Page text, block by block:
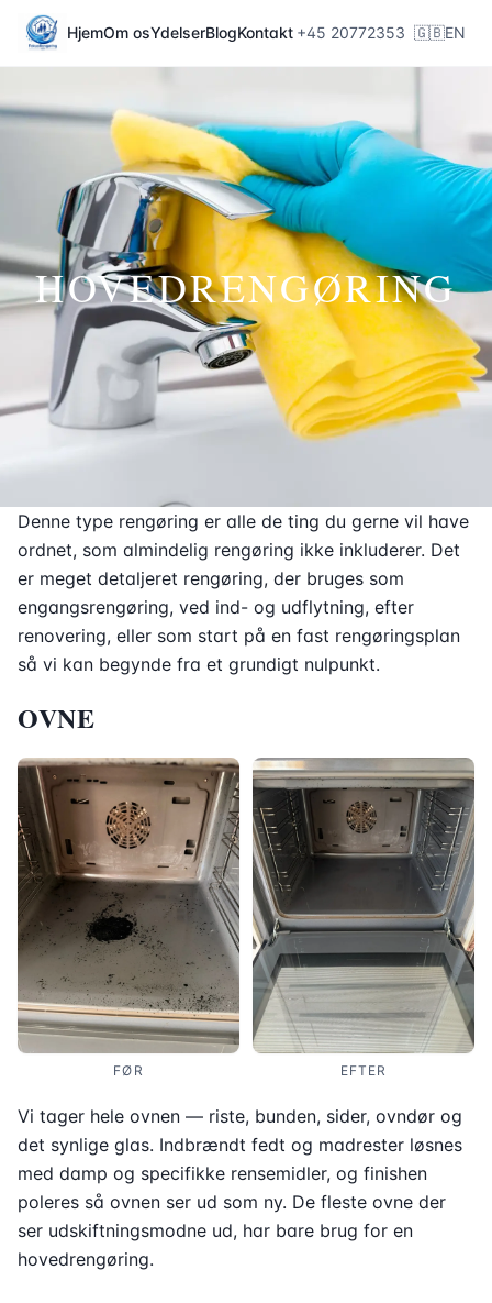
HjemOm osYdelserBlogKontakt +45 20772353 🇬🇧EN
HOVEDRENGØRING
Denne type rengøring er alle de ting du gerne vil have
ordnet, som almindelig rengøring ikke inkluderer. Det
er meget detaljeret rengøring, der bruges som
engangsrengøring, ved ind- og udflytning, efter
renovering, eller som start på en fast rengøringsplan
så vi kan begynde fra et grundigt nulpunkt.
OVNE
FØR EFTER
Vi tager hele ovnen — riste, bunden, sider, ovndør og
det synlige glas. Indbrændt fedt og madrester løsnes
med damp og specifikke rensemidler, og finishen
poleres så ovnen ser ud som ny. De fleste ovne der
ser udskiftningsmodne ud, har bare brug for en
hovedrengøring.